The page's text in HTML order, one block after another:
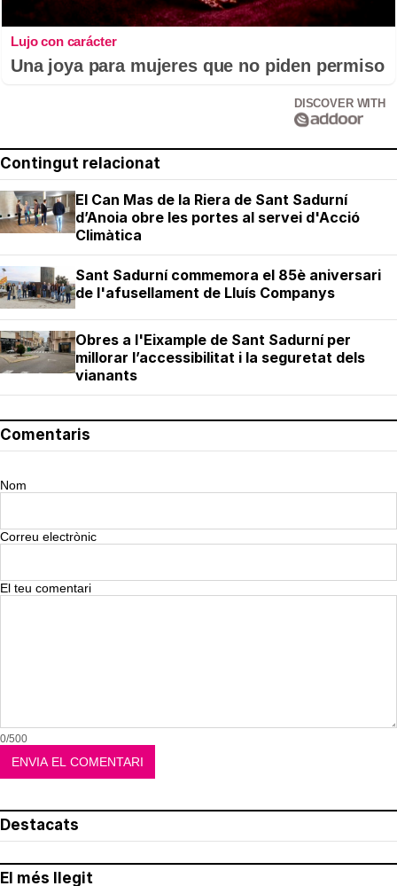
Lujo con carácter
Una joya para mujeres que no piden permiso
DISCOVER WITH
Contingut relacionat
El Can Mas de la Riera de Sant Sadurní
d’Anoia obre les portes al servei d'Acció
Climàtica
Sant Sadurní commemora el 85è aniversari
de l'afusellament de Lluís Companys
Obres a l'Eixample de Sant Sadurní per
millorar l’accessibilitat i la seguretat dels
vianants
Comentaris
Nom
Correu electrònic
El teu comentari
0/500
Destacats
El més llegit